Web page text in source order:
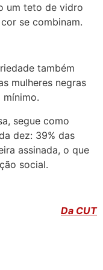
um teto de vidro
se combinam.
também
mulheres negras
mínimo.
segue como
dez: 39% das
assinada, o que
social.
Da CUT